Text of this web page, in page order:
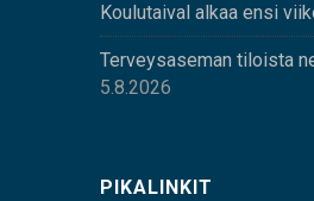
Koulutaival alkaa ensi
Terveysaseman tiloista
5.8.2026
PIKALINKIT